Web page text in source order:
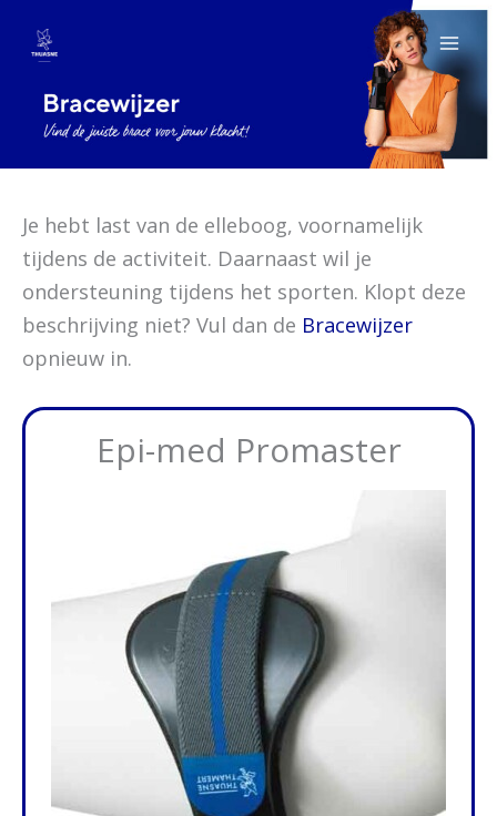
naar
inhoud
Je hebt last van de elleboog, voornamelijk
tijdens de activiteit. Daarnaast wil je
ondersteuning tijdens het sporten. Klopt deze
beschrijving niet? Vul dan de Bracewijzer
opnieuw in.
Epi-med Promaster